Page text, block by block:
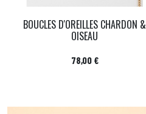
BOUCLES D'OREILLES CHARDON &
OISEAU
Prix
78,00 €